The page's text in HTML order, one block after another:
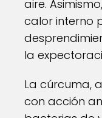
aire.
calor interno
la
La cúrcuma,
con acción